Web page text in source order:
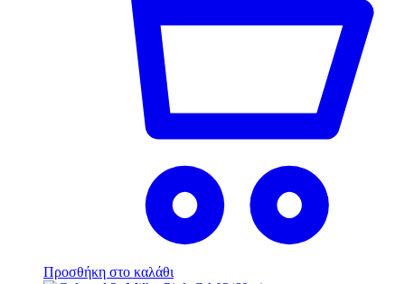
Προσθήκη στο καλάθι